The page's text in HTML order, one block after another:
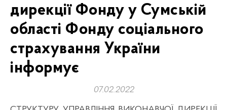
дирекції Фонду у Сумській
області Фонду соціального
страхування України
інформує
07.02.2022